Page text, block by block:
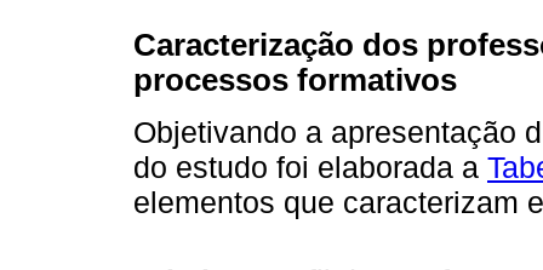
Caracterização dos
processos formativos
Objetivando a apresentação
do estudo foi elaborada a
elementos que caracterizam